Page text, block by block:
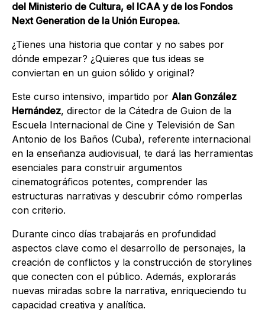
del Ministerio de Cultura, el ICAA y de los Fondos
Next Generation de la Unión Europea.
¿Tienes una historia que contar y no sabes por
dónde empezar? ¿Quieres que tus ideas se
conviertan en un guion sólido y original?
Este curso intensivo, impartido por Alan González
Hernández, director de la Cátedra de Guion de la
Escuela Internacional de Cine y Televisión de San
Antonio de los Baños (Cuba), referente internacional
en la enseñanza audiovisual, te dará las herramientas
esenciales para construir argumentos
cinematográficos potentes, comprender las
estructuras narrativas y descubrir cómo romperlas
con criterio.
Durante cinco días trabajarás en profundidad
aspectos clave como el desarrollo de personajes, la
creación de conflictos y la construcción de storylines
que conecten con el público. Además, explorarás
nuevas miradas sobre la narrativa, enriqueciendo tu
capacidad creativa y analítica.